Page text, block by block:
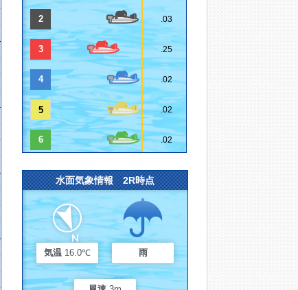
2 .03
3 .25
4 .02
5 .02
6 .02
水面気象情報 2R時点
気温 16.0℃ 雨